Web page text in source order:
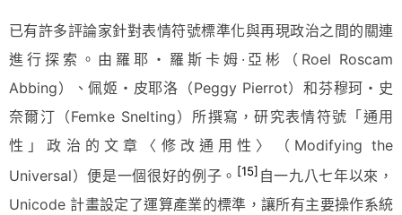
已有許多評論家針對表情符號標準化與再現政治之間的關連
進行探索。由羅耶・羅斯卡姆·亞彬（Roel Roscam
Abbing）、佩姬・皮耶洛（Peggy Pierrot）和芬穆珂・史
奈爾汀（Femke Snelting）所撰寫，研究表情符號「通用
性」政治的文章〈修改通用性〉（Modifying the
Universal）便是一個很好的例子。 [15] 自一九八七年以來，
Unicode 計畫設定了運算產業的標準，讓所有主要操作系統